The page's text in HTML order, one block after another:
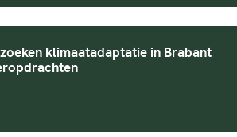
klimaatadaptatie in Brabant